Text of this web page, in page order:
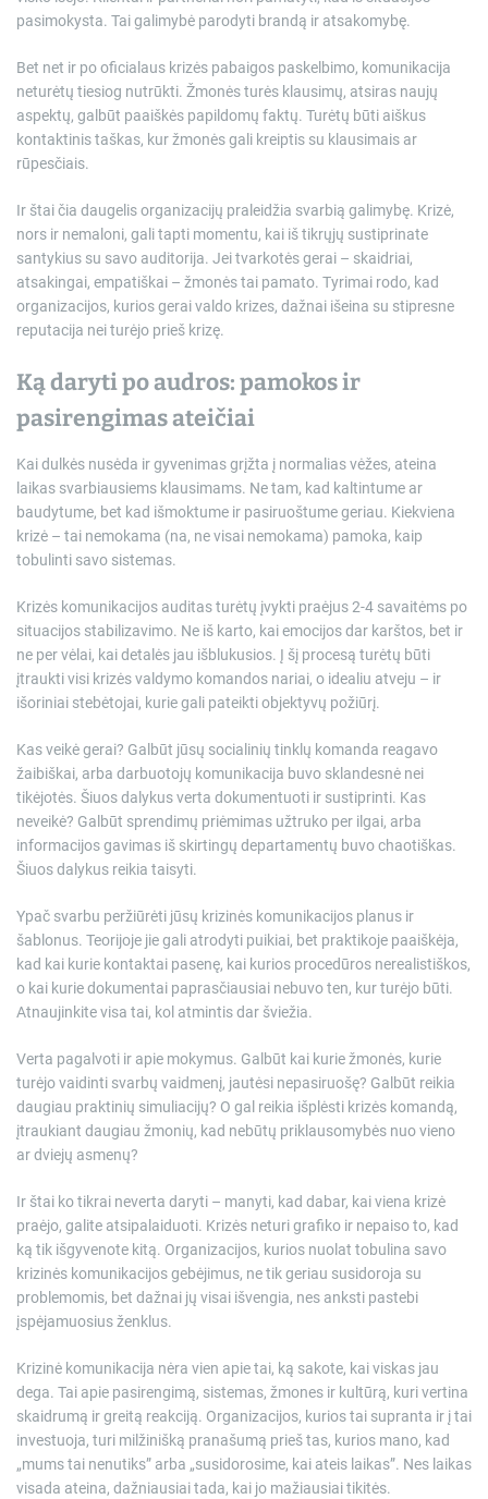
pasimokysta. Tai galimybė parodyti brandą ir atsakomybę.
Bet net ir po oficialaus krizės pabaigos paskelbimo, komunikacija
neturėtų tiesiog nutrūkti. Žmonės turės klausimų, atsiras naujų
aspektų, galbūt paaiškės papildomų faktų. Turėtų būti aiškus
kontaktinis taškas, kur žmonės gali kreiptis su klausimais ar
rūpesčiais.
Ir štai čia daugelis organizacijų praleidžia svarbią galimybę. Krizė,
nors ir nemaloni, gali tapti momentu, kai iš tikrųjų sustiprinate
santykius su savo auditorija. Jei tvarkotės gerai – skaidriai,
atsakingai, empatiškai – žmonės tai pamato. Tyrimai rodo, kad
organizacijos, kurios gerai valdo krizes, dažnai išeina su stipresne
reputacija nei turėjo prieš krizę.
Ką daryti po audros: pamokos ir
pasirengimas ateičiai
Kai dulkės nusėda ir gyvenimas grįžta į normalias vėžes, ateina
laikas svarbiausiems klausimams. Ne tam, kad kaltintume ar
baudytume, bet kad išmoktume ir pasiruoštume geriau. Kiekviena
krizė – tai nemokama (na, ne visai nemokama) pamoka, kaip
tobulinti savo sistemas.
Krizės komunikacijos auditas turėtų įvykti praėjus 2-4 savaitėms po
situacijos stabilizavimo. Ne iš karto, kai emocijos dar karštos, bet ir
ne per vėlai, kai detalės jau išblukusios. Į šį procesą turėtų būti
įtraukti visi krizės valdymo komandos nariai, o idealiu atveju – ir
išoriniai stebėtojai, kurie gali pateikti objektyvų požiūrį.
Kas veikė gerai? Galbūt jūsų socialinių tinklų komanda reagavo
žaibiškai, arba darbuotojų komunikacija buvo sklandesnė nei
tikėjotės. Šiuos dalykus verta dokumentuoti ir sustiprinti. Kas
neveikė? Galbūt sprendimų priėmimas užtruko per ilgai, arba
informacijos gavimas iš skirtingų departamentų buvo chaotiškas.
Šiuos dalykus reikia taisyti.
Ypač svarbu peržiūrėti jūsų krizinės komunikacijos planus ir
šablonus. Teorijoje jie gali atrodyti puikiai, bet praktikoje paaiškėja,
kad kai kurie kontaktai pasenę, kai kurios procedūros nerealistiškos,
o kai kurie dokumentai paprasčiausiai nebuvo ten, kur turėjo būti.
Atnaujinkite visa tai, kol atmintis dar šviežia.
Verta pagalvoti ir apie mokymus. Galbūt kai kurie žmonės, kurie
turėjo vaidinti svarbų vaidmenį, jautėsi nepasiruošę? Galbūt reikia
daugiau praktinių simuliacijų? O gal reikia išplėsti krizės komandą,
įtraukiant daugiau žmonių, kad nebūtų priklausomybės nuo vieno
ar dviejų asmenų?
Ir štai ko tikrai neverta daryti – manyti, kad dabar, kai viena krizė
praėjo, galite atsipalaiduoti. Krizės neturi grafiko ir nepaiso to, kad
ką tik išgyvenote kitą. Organizacijos, kurios nuolat tobulina savo
krizinės komunikacijos gebėjimus, ne tik geriau susidoroja su
problemomis, bet dažnai jų visai išvengia, nes anksti pastebi
įspėjamuosius ženklus.
Krizinė komunikacija nėra vien apie tai, ką sakote, kai viskas jau
dega. Tai apie pasirengimą, sistemas, žmones ir kultūrą, kuri vertina
skaidrumą ir greitą reakciją. Organizacijos, kurios tai supranta ir į tai
investuoja, turi milžinišką pranašumą prieš tas, kurios mano, kad
„mums tai nenutiks” arba „susidorosime, kai ateis laikas”. Nes laikas
visada ateina, dažniausiai tada, kai jo mažiausiai tikitės.